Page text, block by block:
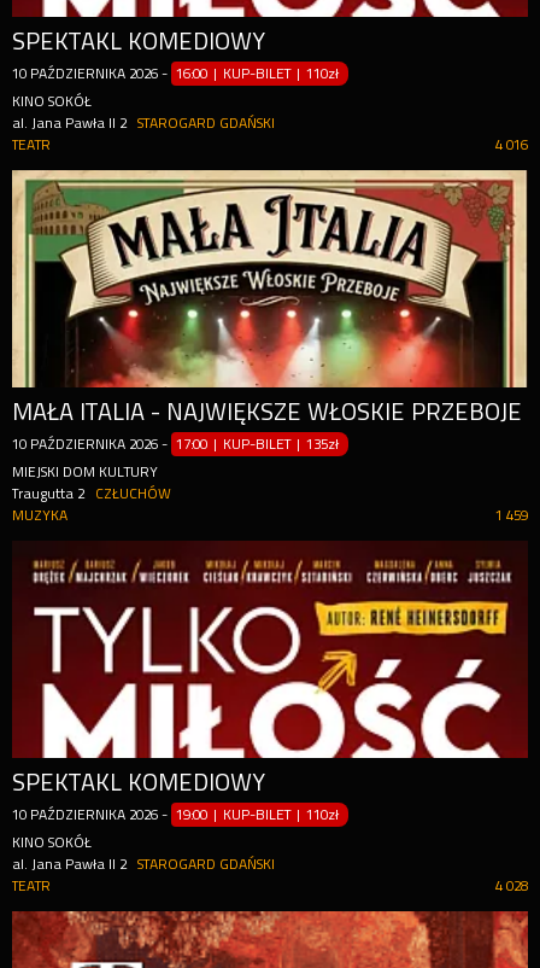
SPEKTAKL KOMEDIOWY
10 PAŹDZIERNIKA 2026 - 16:00 | KUP-BILET |110zł
KINO SOKÓŁ
al. Jana Pawła II 2
STAROGARD GDAŃSKI
4 016
TEATR
MAŁA ITALIA - NAJWIĘKSZE WŁOSKIE PRZEBOJE
10 PAŹDZIERNIKA 2026 - 17:00 | KUP-BILET |135zł
MIEJSKI DOM KULTURY
Traugutta 2
CZŁUCHÓW
1 459
MUZYKA
SPEKTAKL KOMEDIOWY
10 PAŹDZIERNIKA 2026 - 19:00 | KUP-BILET |110zł
KINO SOKÓŁ
al. Jana Pawła II 2
STAROGARD GDAŃSKI
4 028
TEATR